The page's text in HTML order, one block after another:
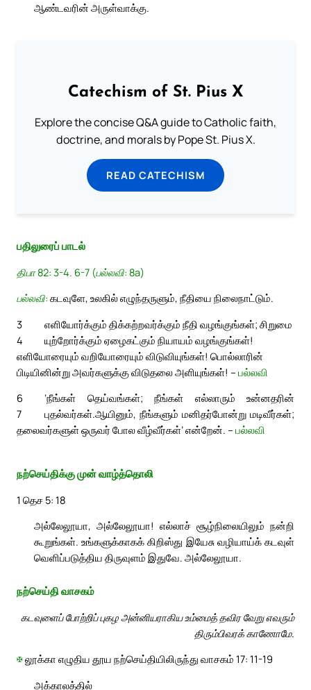
ஆண்டவரின் அருள்வாக்கு.
Catechism of St. Pius X
Explore the concise Q&A guide to Catholic faith,
doctrine, and morals by Pope St. Pius X.
READ CATECHISM
பதிலுரைப் பாடல்
திபா 82: 3-4. 6-7 (பல்லவி: 8a)
பல்லவி: கடவுளே, உலகில் எழுந்தருளும், நீதியை நிலைநாட்டும்.
3
எளியோர்க்கும் திக்கற்றவர்க்கும் நீதி வழங்குங்கள்; சிறுமை
யுற்றோர்க்கும் ஏழைகட்கும் நியாயம் வழங்குங்கள்!
4
எளியோரையும் வறியோரையும் விடுவியுங்கள்! பொல்லாரின்
பிடியினின்று அவர்களுக்கு விடுதலை அளியுங்கள்! – பல்லவி
6
‘நீங்கள் தெய்வங்கள்; நீங்கள் எல்லாரும் உன்னதரின்
புதல்வர்கள்.
7
ஆயினும், நீங்களும் மனிதர்போன்று மடிவீர்கள்;
தலைவர்களுள் ஒருவர் போல வீழ்வீர்கள்’ என்றேன். – பல்லவி
நற்செய்திக்கு முன் வாழ்த்தொலி
1 தெச 5: 18
அல்லேலூயா, அல்லேலூயா! எல்லாச் சூழ்நிலையிலும் நன்றி
கூறுங்கள். உங்களுக்காகக் கிறிஸ்து இயேசு வழியாய்க் கடவுள்
வெளிப்படுத்திய திருவுளம் இதுவே. அல்லேலூயா.
நற்செய்தி வாசகம்
கடவுளைப் போற்றிப் புகழ அன்னியராகிய உம்மைத் தவிர வேறு எவரும்
திரும்பிவரக் காணோமே.
✠லூக்கா எழுதிய தூய நற்செய்தியிலிருந்து வாசகம் 17: 11-19
அக்காலத்தில்